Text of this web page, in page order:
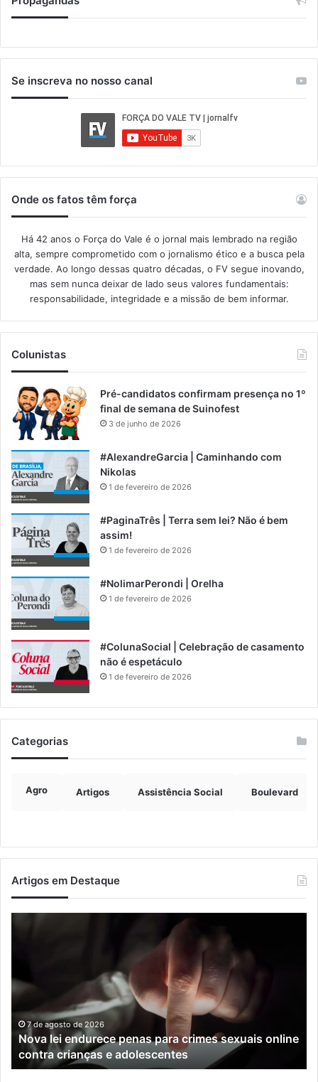
Se inscreva no nosso canal
Onde os fatos têm força
Há 42 anos o Força do Vale é o jornal mais lembrado na região
alta, sempre comprometido com o jornalismo ético e a busca pela
verdade. Ao longo dessas quatro décadas, o FV segue inovando,
mas sem nunca deixar de lado seus valores fundamentais:
responsabilidade, integridade e a missão de bem informar.​
Colunistas
Pré-candidatos confirmam presença no 1º
final de semana de Suinofest
3 de junho de 2026
#AlexandreGarcia | Caminhando com
Nikolas
1 de fevereiro de 2026
#PaginaTrês | Terra sem lei? Não é bem
assim!
1 de fevereiro de 2026
#NolimarPerondi | Orelha
1 de fevereiro de 2026
#ColunaSocial | Celebração de casamento
não é espetáculo
1 de fevereiro de 2026
Categorias
Agro Artigos Assistência Social Boulevard
Artigos em Destaque
para
crimes
sexuais
online
contra
crianças
e
7 de agosto de 2026
Nova lei endurece penas para crimes sexuais online
contra crianças e adolescentes